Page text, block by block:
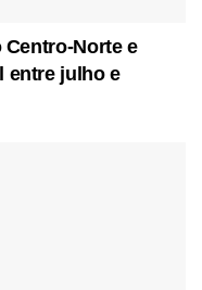
Norte e
entre julho e